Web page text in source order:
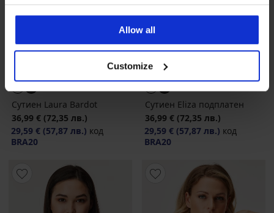
Allow all
Customize
Сутиен Laura Bardot
36,99 € (72,35 лв.)
29,59 € (57,87 лв.) код
BRA20
-20 % BRA20
Сутиен Eliza подплатен
36,99 € (72,35 лв.)
29,59 € (57,87 лв.) код
BRA20